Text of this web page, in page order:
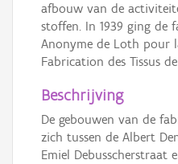
afbouw van de
stoffen. In 1939 ging de
Anonyme de Loth pour
Fabrication des Tissus
Beschrijving
De gebouwen van de
zich tussen de Albert
Emiel Debusscherstraat